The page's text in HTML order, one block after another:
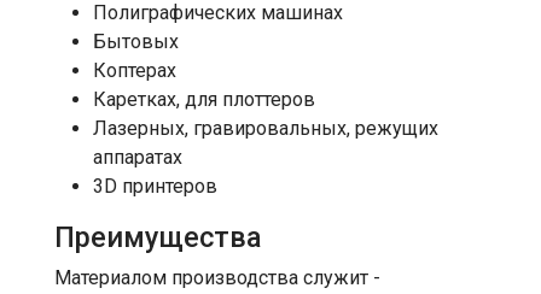
Полиграфических машинах
Бытовых
Коптерах
Каретках, для плоттеров
Лазерных, гравировальных, режущих
аппаратах
3D принтеров
Преимущества
Материалом производства служит -